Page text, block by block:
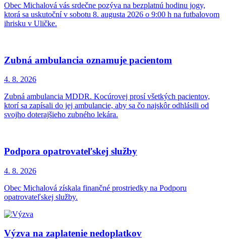
Obec Michalová vás srdečne pozýva na bezplatnú hodinu jogy,
ktorá sa uskutoční v sobotu 8. augusta 2026 o 9:00 h na futbalovom
ihrisku v Uličke.
Zubná ambulancia oznamuje pacientom
4. 8. 2026
Zubná ambulancia MDDR. Kocúrovej prosí všetkých pacientov,
ktorí sa zapísali do jej ambulancie, aby sa čo najskôr odhlásili od
svojho doterajšieho zubného lekára.
Podpora opatrovateľskej služby
4. 8. 2026
Obec Michalová získala finančné prostriedky na Podporu
opatrovateľskej služby.
Výzva na zaplatenie nedoplatkov